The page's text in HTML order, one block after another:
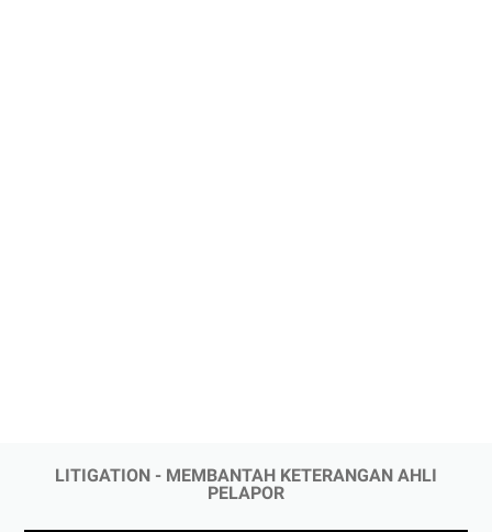
LITIGATION - MEMBANTAH KETERANGAN AHLI
PELAPOR